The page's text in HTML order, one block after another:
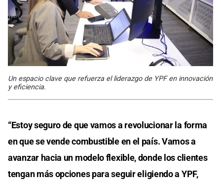
Un espacio clave que refuerza el liderazgo de YPF en innovación
y eficiencia.
“Estoy seguro de que vamos a revolucionar la forma
en que se vende combustible en el país. Vamos a
avanzar hacia un modelo flexible, donde los clientes
tengan más opciones para seguir eligiendo a YPF,